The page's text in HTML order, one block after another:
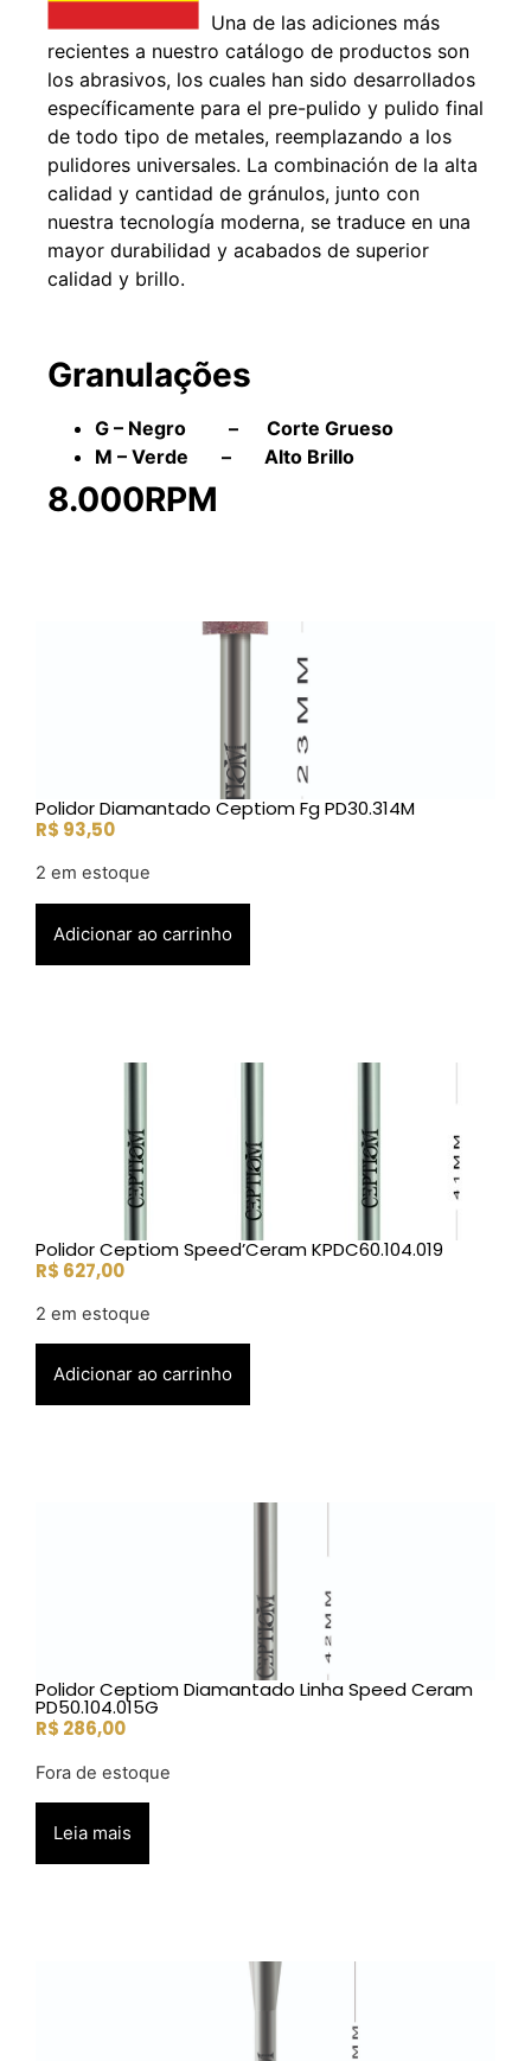
Una de las adiciones más
recientes a nuestro catálogo de productos son
los abrasivos, los cuales han sido desarrollados
específicamente para el pre-pulido y pulido final
de todo tipo de metales, reemplazando a los
pulidores universales. La combinación de la alta
calidad y cantidad de gránulos, junto con
nuestra tecnología moderna, se traduce en una
mayor durabilidad y acabados de superior
calidad y brillo.
Granulações
G – Negro – Corte Grueso
M – Verde – Alto Brillo
8.000RPM
Polidor Diamantado Ceptiom Fg PD30.314M
R$ 93,50
2 em estoque
Adicionar ao carrinho
Polidor Ceptiom Speed’Ceram KPDC60.104.019
R$ 627,00
2 em estoque
Adicionar ao carrinho
Polidor Ceptiom Diamantado Linha Speed Ceram
PD50.104.015G
R$ 286,00
Fora de estoque
Leia mais